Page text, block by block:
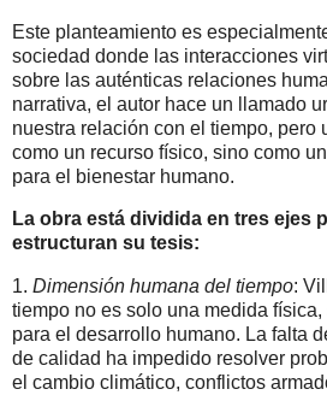
Este planteamiento es
sociedad donde las interacciones
sobre las auténticas relaciones
narrativa, el autor hace un llamado
nuestra relación con el tiempo, pero
como un recurso físico, sino como
para el bienestar humano.
La obra está dividida en tres ejes
estructuran su tesis:
1. Dimensión humana del tiempo:
tiempo no es solo una medida física,
para el desarrollo humano. La falta
de calidad ha impedido resolver
el cambio climático, conflictos